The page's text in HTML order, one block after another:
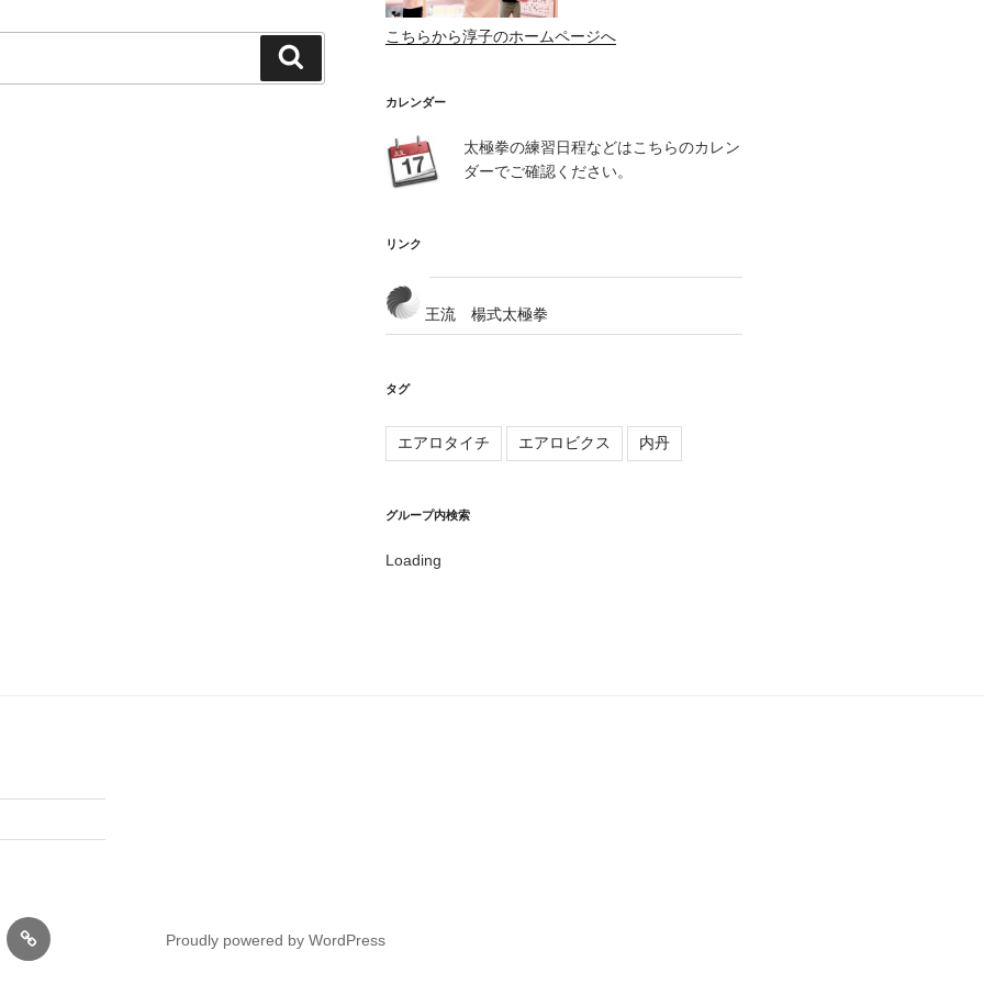
索
こちらから淳子のホームページへ
カレンダー
太極拳の練習日程などはこちらのカレン
ダーでご確認ください。
リンク
王流 楊式太極拳
タグ
エアロタイチ エアロビクス 内丹
グループ内検索
Loading
内
丹
Proudly powered by WordPress